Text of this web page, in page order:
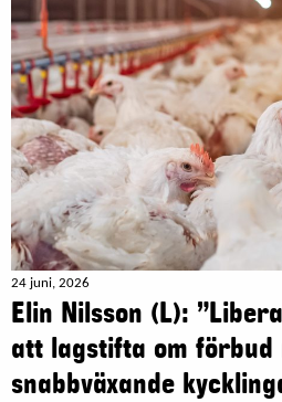
24 juni, 2026
Elin Nilsson (L):
att lagstifta om förbud
snabbväxande